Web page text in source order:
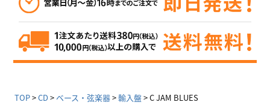
TOP CD ベース・弦楽器 輸入盤 C JAM BLUES